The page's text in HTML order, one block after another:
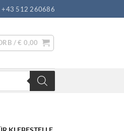
+43 512 260686
/€ 0,00